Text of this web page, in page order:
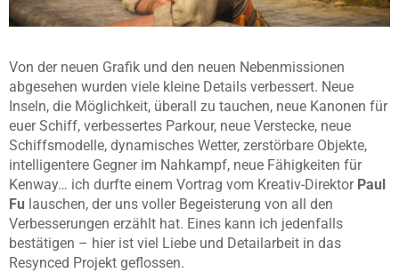
Von der neuen Grafik und den neuen Nebenmissionen
abgesehen wurden viele kleine Details verbessert. Neue
Inseln, die Möglichkeit, überall zu tauchen, neue Kanonen für
euer Schiff, verbessertes Parkour, neue Verstecke, neue
Schiffsmodelle, dynamisches Wetter, zerstörbare Objekte,
intelligentere Gegner im Nahkampf, neue Fähigkeiten für
Kenway… ich durfte einem Vortrag vom Kreativ-DirektorPaul
Fu lauschen, der uns voller Begeisterung von all den
Verbesserungen erzählt hat. Eines kann ich jedenfalls
bestätigen – hier ist viel Liebe und Detailarbeit in das
Resynced Projekt geflossen.